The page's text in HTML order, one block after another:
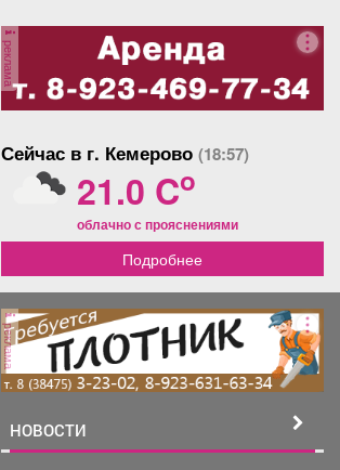
реклама
Сейчас в г. Кемерово (18:57)
21.0 Co
облачно с прояснениями
Подробнее
реклама
НОВОСТИ